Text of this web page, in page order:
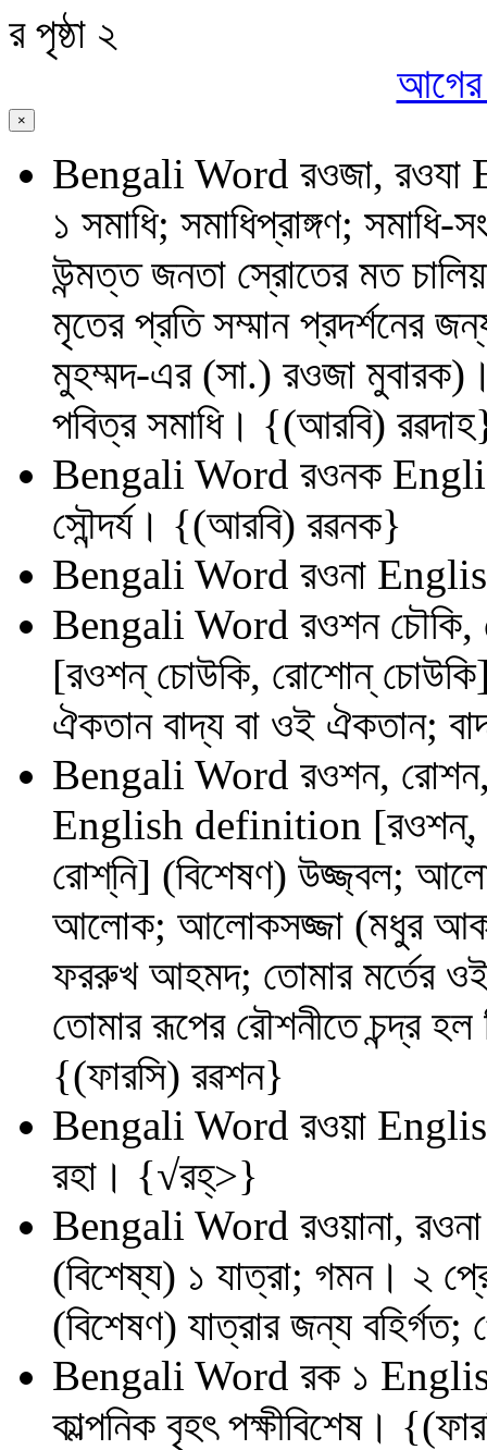
রপৃষ্ঠা ২
আগের
×
Bengali Word রওজা, রওযা
১ সমাধি; সমাধিপ্রাঙ্গণ;
উন্মত্ত জনতা স্রোতের মত
মৃতের প্রতি সম্মান প্রদর্শনের
মুহম্মদ-এর (সা.) রওজা
পবিত্র সমাধি। {(আরবি)
Bengali Word রওনক
সৌন্দর্য। {(আরবি) রৱনক}
Bengali Word রওনা
Bengali Word রওশন চৌকি,
[রওশন্‌ চোউকি, রোশোন্‌ চোউকি]
ঐকতান বাদ্য বা ওই ঐকতান;
Bengali Word রওশন,
English definition [রওশন্‌,
রোশ্‌নি] (বিশেষণ) উজ্জ্বল;
আলোক; আলোকসজ্জা (মধুর আকাশ
ফররুখ আহমদ; তোমার মর্তের ওই
তোমার রূপের রৌশনীতে চন্দ্র
{(ফারসি) রৱশন}
Bengali Word রওয়া
রহা। {√রহ্‌>}
Bengali Word রওয়ানা, রওনা
(বিশেষ্য) ১ যাত্রা; গমন। ২
(বিশেষণ) যাত্রার জন্য
Bengali Word রক ১
কাল্পনিক বৃহৎ পক্ষীবিশেষ।